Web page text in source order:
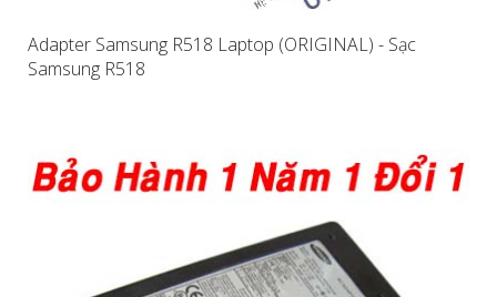
Adapter Samsung R518 Laptop (ORIGINAL) - Sạc
Samsung R518